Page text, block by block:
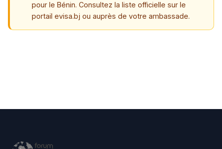
pour le Bénin. Consultez la liste officielle sur le
portail evisa.bj ou auprès de votre ambassade.